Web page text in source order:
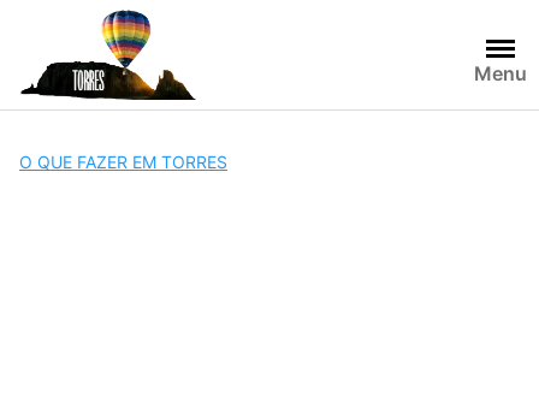
content
Menu
O QUE FAZER EM TORRES